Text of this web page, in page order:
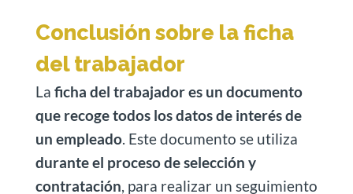
Conclusión sobre la ficha
del trabajador
La ficha del trabajador es un documento
que recoge todos los datos de interés de
un empleado. Este documento se utiliza
durante el proceso de selección y
contratación, para realizar un seguimiento